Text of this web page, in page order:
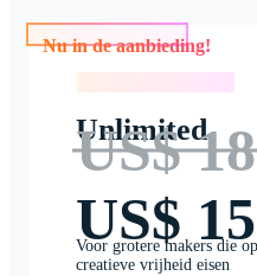
Nu in de aanbieding!
Unlimited
US$ 18
US$ 15
Voor grotere makers die
creatieve vrijheid eisen